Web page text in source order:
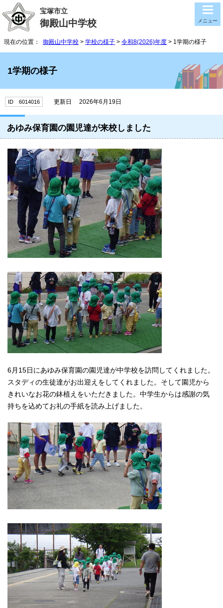
宝塚市立
御殿山中学校 メニュー
現在の位置： 御殿山中学校 > 学校の様子 > 令和8(2026)年度 > 1学期の様子
1学期の様子
ID 6014016 更新日 2026年6月19日
あゆみ保育園の園児達が来校しました
6月15日にあゆみ保育園の園児達が中学校を訪問してくれました。
スタディの生徒達がお出迎えをしてくれました。そして園児から
きれいなお花の鉢植えをいただきました。中学生からは感謝の気
持ちを込めてお礼の手紙を読み上げました。